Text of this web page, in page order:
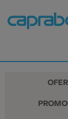
als
nostres
contingut
pàgina
ENCARA